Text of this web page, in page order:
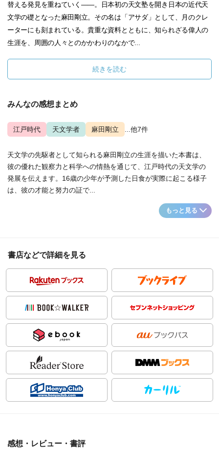
替える発見を重ねていく――。日本初の天文塾を開き日本の近代天
文学の礎となった麻田剛立。その名は「アサダ」として、月のクレ
ーターにも刻まれている。貴重な資料とともに、知られざる偉人の
生涯を、周囲の人々とのかかわりのなかで...
続きを読む
みんなの感想まとめ
江戸時代 天文学者 麻田剛立 ...他7件
天文学の先駆者として知られる麻田剛立の生涯を描いた本書は、
彼の優れた観察力と科学への情熱を通じて、江戸時代の天文学の
発展を伝えます。16歳の少年が予測した日食が実際に起こる様子
は、彼の才能と努力の証で...
もっと見る
書店などで詳細を見る
感想・レビュー・書評